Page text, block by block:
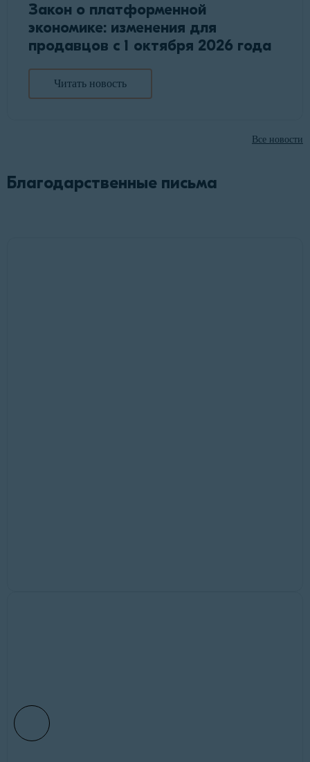
Закон о платформенной
экономике: изменения для
продавцов с 1 октября 2026 года
Читать новость
Все новости
Благодарственные письма